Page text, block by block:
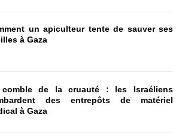
un apiculteur tente de sauver ses
à Gaza
de la cruauté : les Israéliens
des entrepôts de matériel
à Gaza